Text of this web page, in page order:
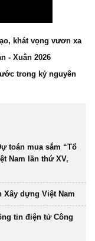
khát vọng vươn xa
- Xuân 2026
trong kỷ nguyên
toán mua sắm “Tổ
Nam lần thứ XV,
Xây dựng Việt Nam
tin điện tử Công